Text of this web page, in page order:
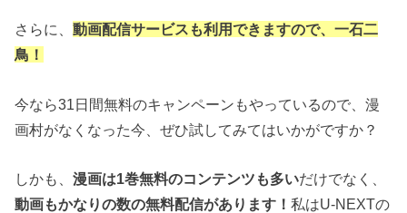
さらに、動画配信サービスも利用できますので、一石二
鳥！
今なら31日間無料のキャンペーンもやっているので、漫
画村がなくなった今、ぜひ試してみてはいかがですか？
しかも、漫画は1巻無料のコンテンツも多いだけでなく、
動画もかなりの数の無料配信があります！私はU-NEXTの